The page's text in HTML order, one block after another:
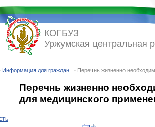
Информация для граждан ◦ Перечнь жизненно
КОГБУЗ
Уржумская центральная
Перечнь жизненно
для медицинского